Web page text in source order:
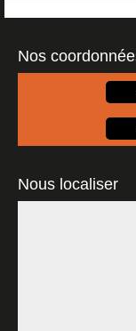
Nos
Nous localiser